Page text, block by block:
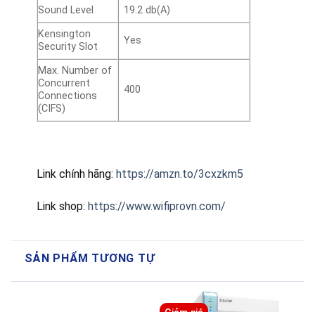
Sound Level
19.2 db(A)
Kensington
Security Slot
Yes
Max. Number of
Concurrent
Connections
(CIFS)
400
Link chính hãng: https://amzn.to/3cxzkm5
Link shop: https://www.wifiprovn.com/
SẢN PHẨM TƯƠNG TỰ